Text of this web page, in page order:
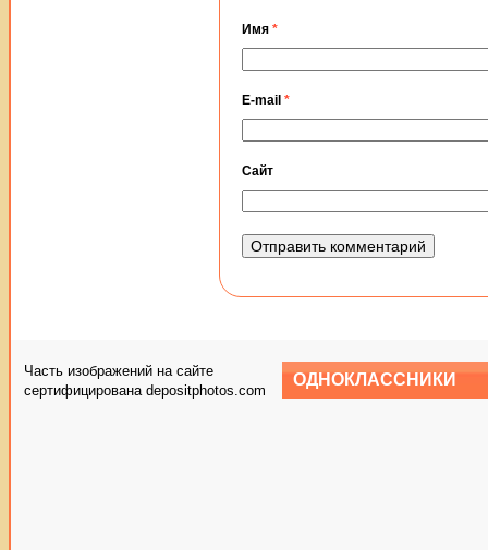
Имя *
E-mail *
Сайт
Часть изображений на сайте
сертифицирована depositphotos.com
ОДНОКЛАССНИКИ